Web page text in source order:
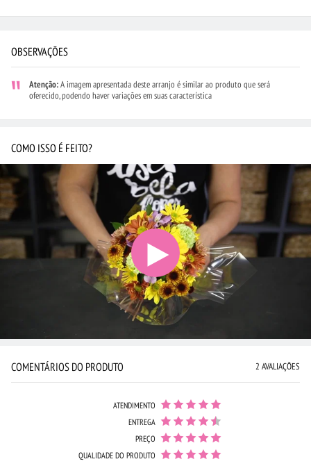
OBSERVAÇÕES
Atenção:A imagem apresentada deste arranjo é similar ao produto que será
oferecido, podendo haver variações em suas característica
COMO ISSO É FEITO?
COMENTÁRIOS DO PRODUTO 2 AVALIAÇÕES
ATENDIMENTO
ENTREGA
PREÇO
QUALIDADE DO PRODUTO